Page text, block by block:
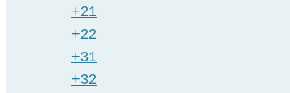
+21
+22
+31
+32